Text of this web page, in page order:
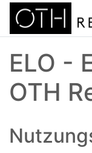
Zum Hauptinhalt
ELO -
OTH